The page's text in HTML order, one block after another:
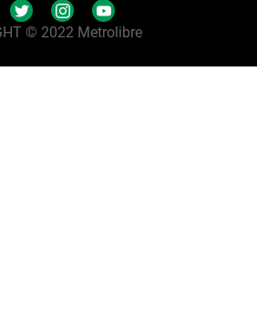
© 2022 Metrolibre